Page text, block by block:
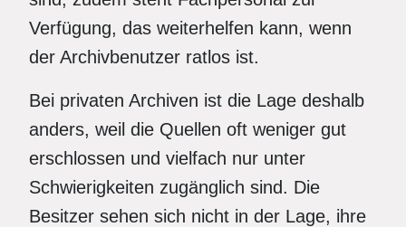
Verfügung, das weiterhelfen kann, wenn
der Archivbenutzer ratlos ist.
Bei privaten Archiven ist die Lage deshalb
anders, weil die Quellen oft weniger gut
erschlossen und vielfach nur unter
Schwierigkeiten zugänglich sind. Die
Besitzer sehen sich nicht in der Lage, ihre